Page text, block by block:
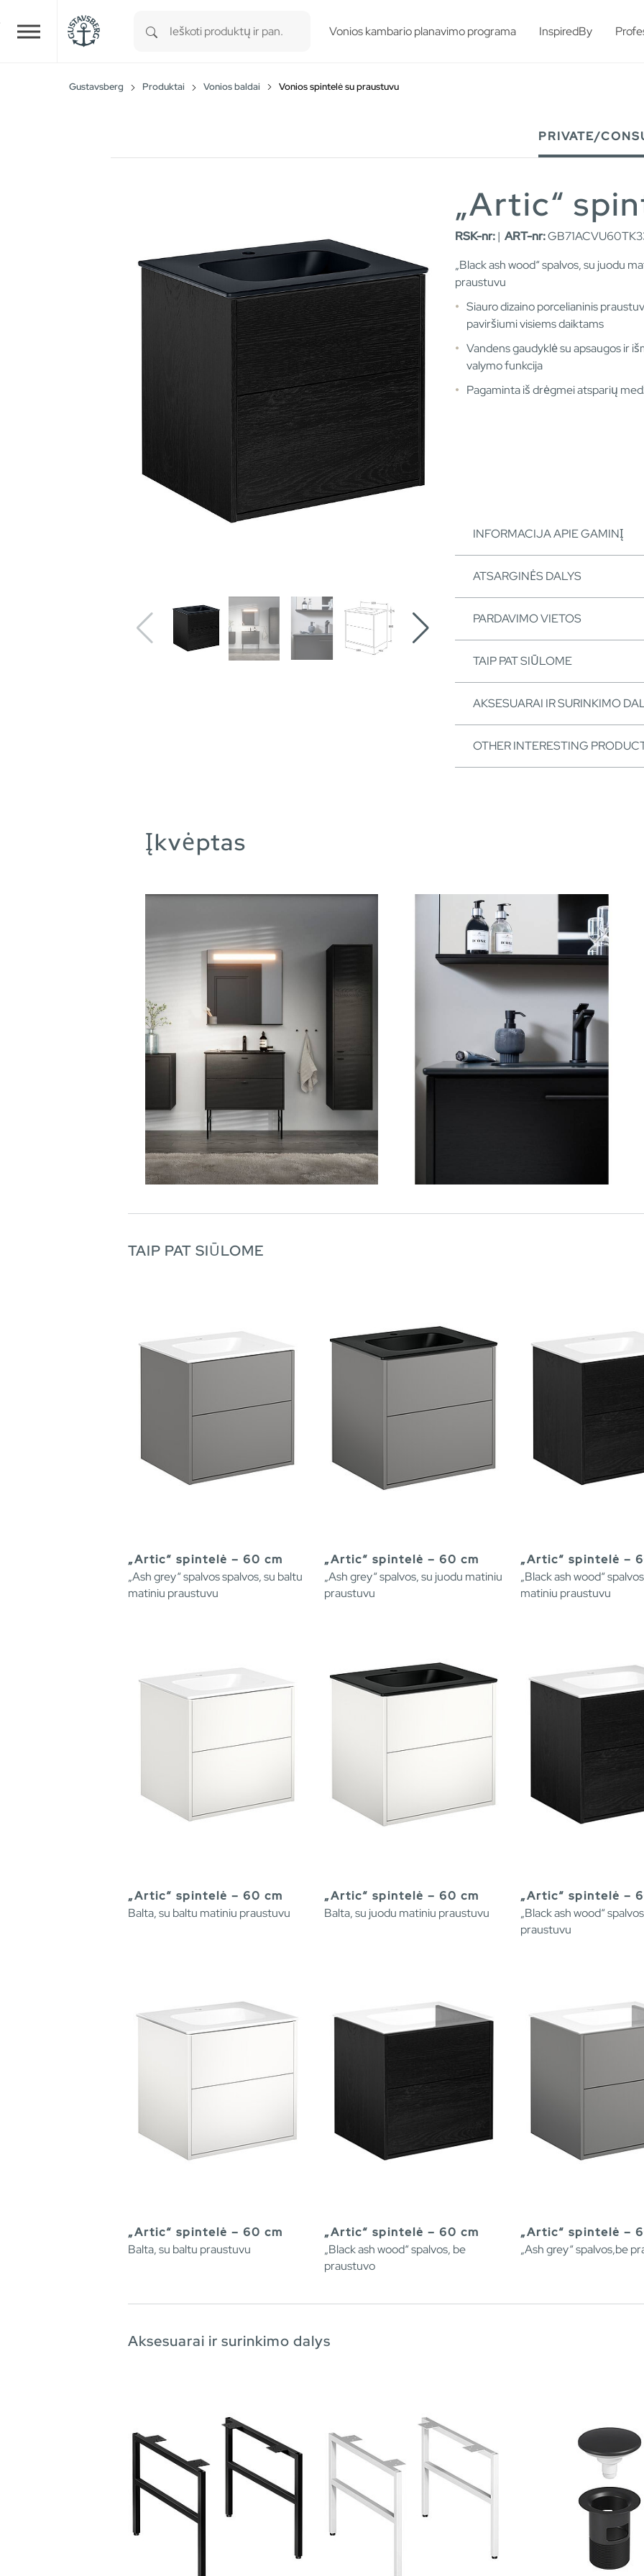
Skip to main content
Type 1 or more characters for results.
Vonios kambario planavimo programa InspiredBy
Gustavsberg Produktai Vonios baldai Vonios spintelė su praustuvu
PRIVATE/
„Artic“
RSK-nr:| ART-nr:
„Black ash wood“ spalvos, su juodu
praustuvu
Siauro dizaino porcelianinis
paviršiumi visiems daiktams
Vandens gaudyklė su apsaugos ir
valymo funkcija
Pagaminta iš drėgmei atsparių
INFORMACIJA APIE GAMINĮ
ATSARGINĖS DALYS
PARDAVIMO VIETOS
TAIP PAT SIŪLOME
AKSESUARAI IR SURINKIMO
OTHER INTERESTING
Įkvėptas
TAIP PAT SIŪLOME
„Artic“ spintelė – 60 cm
„Ash grey“ spalvos spalvos, su baltu
matiniu praustuvu
„Artic“ spintelė – 60 cm
„Ash grey“ spalvos, su juodu matiniu
praustuvu
„Artic“ spintelė –
„Black ash wood“
matiniu praustuvu
„Artic“ spintelė – 60 cm
Balta, su baltu matiniu praustuvu
„Artic“ spintelė – 60 cm
Balta, su juodu matiniu praustuvu
„Artic“ spintelė –
„Black ash wood“
praustuvu
„Artic“ spintelė – 60 cm
Balta, su baltu praustuvu
„Artic“ spintelė – 60 cm
„Black ash wood“ spalvos, be
praustuvo
„Artic“ spintelė –
„Ash grey“ spalvos,be
Aksesuarai ir surinkimo dalys